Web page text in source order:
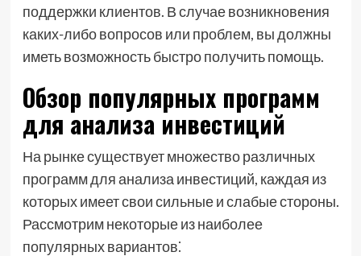
поддержки клиентов. В случае возникновения
каких-либо вопросов или проблем, вы должны
иметь возможность быстро получить помощь.
Обзор популярных программ
для анализа инвестиций
На рынке существует множество различных
программ для анализа инвестиций, каждая из
которых имеет свои сильные и слабые стороны.
Рассмотрим некоторые из наиболее
популярных вариантов⁚